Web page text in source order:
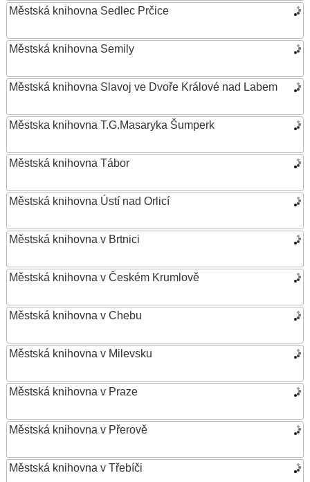
Městská knihovna Sedlec Prčice
Městská knihovna Semily
Městská knihovna Slavoj ve Dvoře Králové nad Labem
Městska knihovna T.G.Masaryka Šumperk
Městská knihovna Tábor
Městská knihovna Ústí nad Orlicí
Městská knihovna v Brtnici
Městská knihovna v Českém Krumlově
Městská knihovna v Chebu
Městská knihovna v Milevsku
Městská knihovna v Praze
Městská knihovna v Přerově
Městská knihovna v Třebíči